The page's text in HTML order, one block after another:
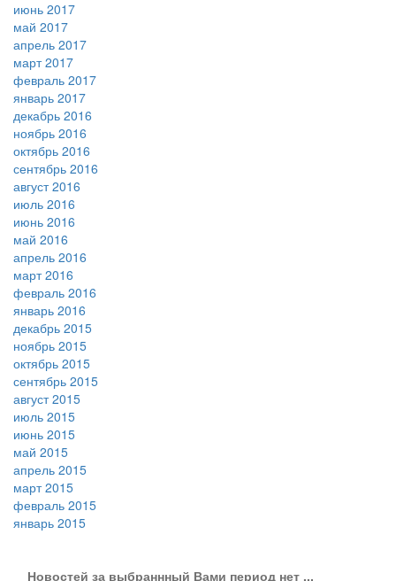
июнь 2017
май 2017
апрель 2017
март 2017
февраль 2017
январь 2017
декабрь 2016
ноябрь 2016
октябрь 2016
сентябрь 2016
август 2016
июль 2016
июнь 2016
май 2016
апрель 2016
март 2016
февраль 2016
январь 2016
декабрь 2015
ноябрь 2015
октябрь 2015
сентябрь 2015
август 2015
июль 2015
июнь 2015
май 2015
апрель 2015
март 2015
февраль 2015
январь 2015
Новостей за выбраннный Вами период нет ...